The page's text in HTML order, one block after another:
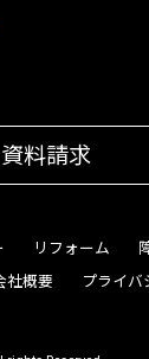
資料請求
リフォーム
社概要 プライバ